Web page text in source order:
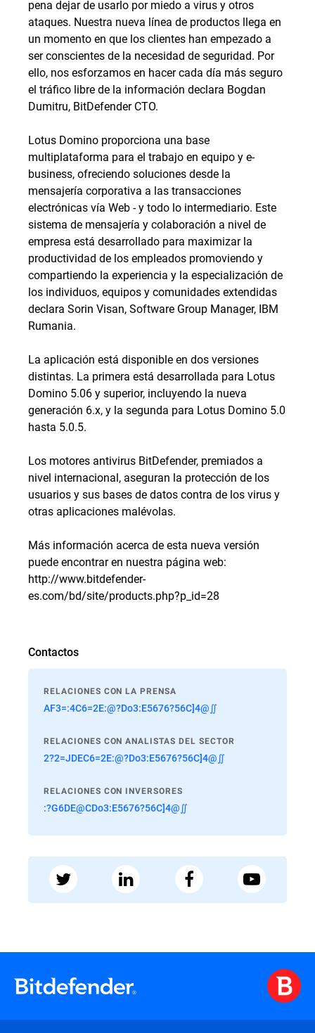
pena dejar de usarlo por miedo a virus y otros
ataques. Nuestra nueva línea de productos llega en
un momento en que los clientes han empezado a
ser conscientes de la necesidad de seguridad. Por
ello, nos esforzamos en hacer cada día más seguro
el tráfico libre de la información declara Bogdan
Dumitru, BitDefender CTO.
Lotus Domino proporciona una base
multiplataforma para el trabajo en equipo y e-
business, ofreciendo soluciones desde la
mensajería corporativa a las transacciones
electrónicas vía Web - y todo lo intermediario. Este
sistema de mensajería y colaboración a nivel de
empresa está desarrollado para maximizar la
productividad de los empleados promoviendo y
compartiendo la experiencia y la especialización de
los individuos, equipos y comunidades extendidas
declara Sorin Visan, Software Group Manager, IBM
Rumania.
La aplicación está disponible en dos versiones
distintas. La primera está desarrollada para Lotus
Domino 5.06 y superior, incluyendo la nueva
generación 6.x, y la segunda para Lotus Domino 5.0
hasta 5.0.5.
Los motores antivirus BitDefender, premiados a
nivel internacional, aseguran la protección de los
usuarios y sus bases de datos contra de los virus y
otras aplicaciones malévolas.
Más información acerca de esta nueva versión
puede encontrar en nuestra página web:
http://www.bitdefender-
es.com/bd/site/products.php?p_id=28
Contactos
RELACIONES CON LA PRENSA
AF3=:4C6=2E:@?Do3:E5676?56C]4@∬
RELACIONES CON ANALISTAS DEL SECTOR
2?2=JDEC6=2E:@?Do3:E5676?56C]4@∬
RELACIONES CON INVERSORES
:?G6DE@CDo3:E5676?56C]4@∬